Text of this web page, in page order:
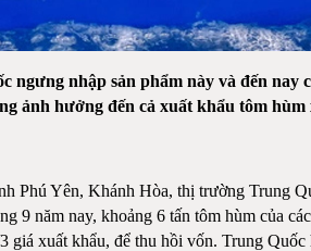
nhập sản phẩm này và đến
ảnh hưởng đến cả xuất khẩu tôm hùm
Phú Yên, Khánh Hòa, thị trường Trung
9 năm nay, khoảng 6 tấn tôm hùm của
xuất khẩu, để thu hồi vốn. Trung